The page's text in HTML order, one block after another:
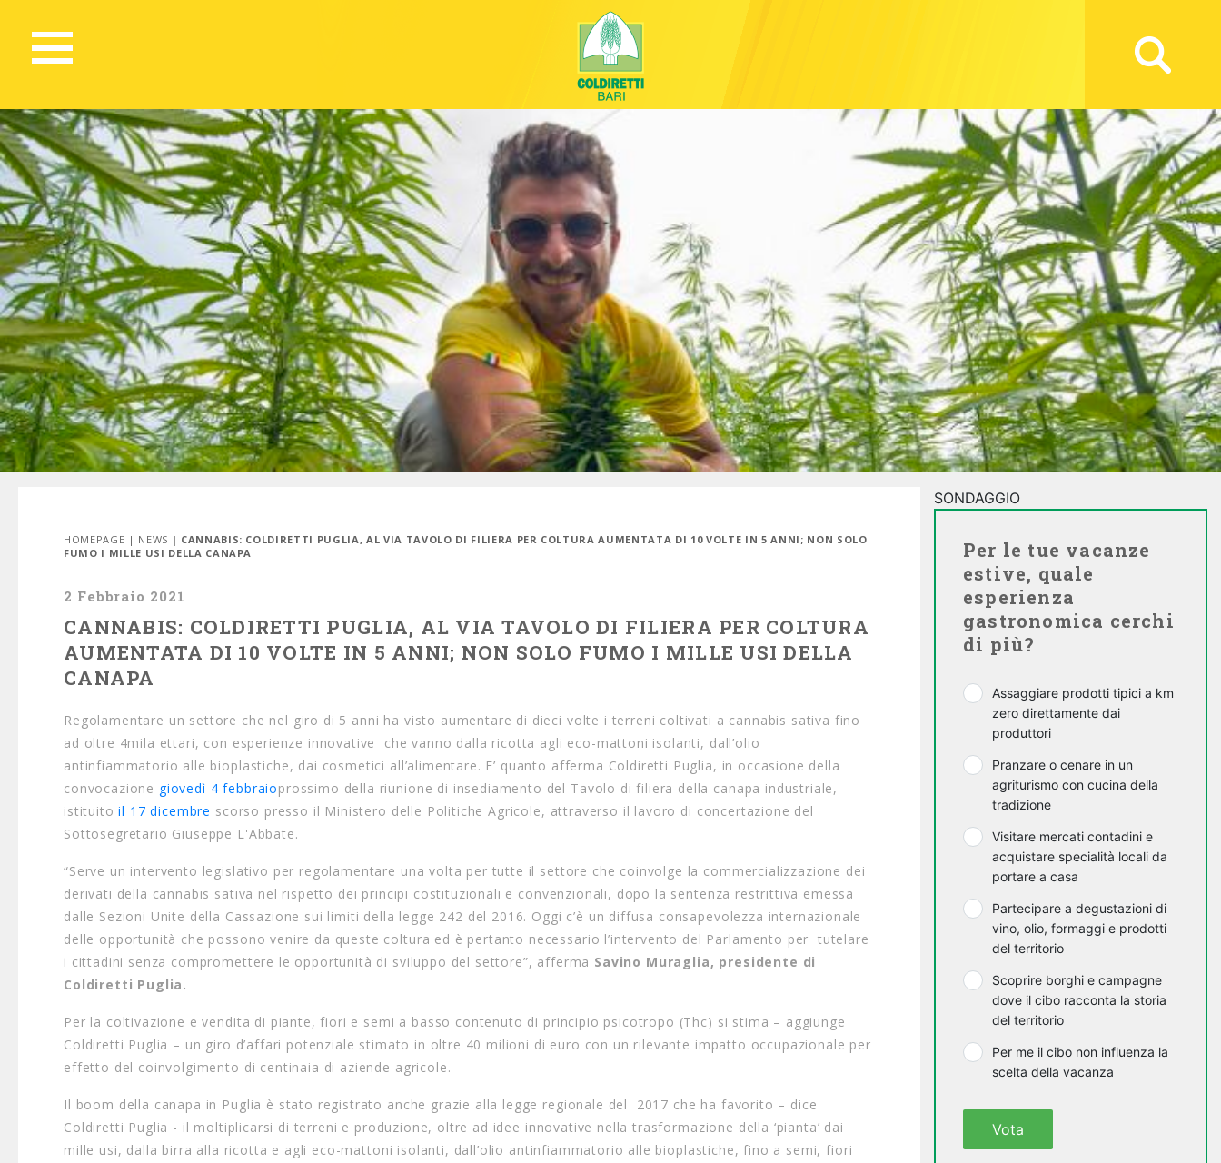
HOMEPAGE | NEWS | CANNABIS: COLDIRETTI PUGLIA, AL VIA TAVOLO DI FILIERA PER COLTURA AUMENTATA DI 10 VOLTE IN 5 ANNI; NON SOLO
FUMO I MILLE USI DELLA CANAPA
2 Febbraio 2021
CANNABIS: COLDIRETTI PUGLIA, AL VIA TAVOLO DI FILIERA PER COLTURA
AUMENTATA DI 10 VOLTE IN 5 ANNI; NON SOLO FUMO I MILLE USI DELLA
CANAPA
Regolamentare un settore che nel giro di 5 anni ha visto aumentare di dieci volte i terreni coltivati a cannabis sativa fino
ad oltre 4mila ettari, con esperienze innovative che vanno dalla ricotta agli eco-mattoni isolanti, dall’olio
antinfiammatorio alle bioplastiche, dai cosmetici all’alimentare. E’ quanto afferma Coldiretti Puglia, in occasione della
convocazione giovedì 4 febbraioprossimo della riunione di insediamento del Tavolo di filiera della canapa industriale,
istituitoil 17 dicembre scorso presso il Ministero delle Politiche Agricole, attraverso il lavoro di concertazione del
Sottosegretario Giuseppe L'Abbate.
“Serve un intervento legislativo per regolamentare una volta per tutte il settore che coinvolge la commercializzazione dei
derivati della cannabis sativa nel rispetto dei principi costituzionali e convenzionali, dopo la sentenza restrittiva emessa
dalle Sezioni Unite della Cassazione sui limiti della legge 242 del 2016. Oggi c’è un diffusa consapevolezza internazionale
delle opportunità che possono venire da queste coltura ed è pertanto necessario l’intervento del Parlamento per tutelare
i cittadini senza compromettere le opportunità di sviluppo del settore”, afferma Savino Muraglia, presidente di
Coldiretti Puglia.
Per la coltivazione e vendita di piante, fiori e semi a basso contenuto di principio psicotropo (Thc) si stima – aggiunge
Coldiretti Puglia – un giro d’affari potenziale stimato in oltre 40 milioni di euro con un rilevante impatto occupazionale per
effetto del coinvolgimento di centinaia di aziende agricole.
Il boom della canapa in Puglia è stato registrato anche grazie alla legge regionale del 2017 che ha favorito – dice
Coldiretti Puglia - il moltiplicarsi di terreni e produzione, oltre ad idee innovative nella trasformazione della ‘pianta’ dai
mille usi, dalla birra alla ricotta e agli eco-mattoni isolanti, dall’olio antinfiammatorio alle bioplastiche, fino a semi, fiori
SONDAGGIO
Per le tue vacanze
estive, quale
esperienza
gastronomica cerchi
di più?
Assaggiare prodotti tipici a km
zero direttamente dai
produttori
Pranzare o cenare in un
agriturismo con cucina della
tradizione
Visitare mercati contadini e
acquistare specialità locali da
portare a casa
Partecipare a degustazioni di
vino, olio, formaggi e prodotti
del territorio
Scoprire borghi e campagne
dove il cibo racconta la storia
del territorio
Per me il cibo non influenza la
scelta della vacanza
Vota